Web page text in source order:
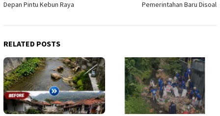
Depan Pintu Kebun Raya Pemerintahan Baru Disoal
RELATED POSTS